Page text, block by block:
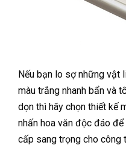
Nếu bạn lo sợ những vật
màu trắng nhanh bẩn và
dọn thì hãy chọn thiết kế
nhấn hoa văn độc đáo
cấp sang trọng cho công